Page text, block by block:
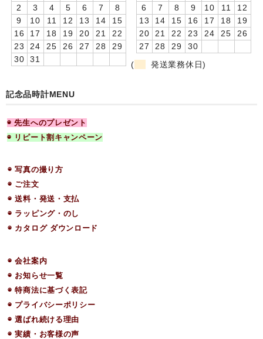
会社案内
2
3 4 5 6 7
8
9
10 11 12 13 14
15
16
17 18 19 20 21
22
23
24 25 26 27 28
29
30
31
6
7 8 9 10 11
12
13
14 15 16 17 18
19
20
21 22 23 24 25
26
27
28 29
30
(
発送業務休日)
記念品時計MENU
◉ 先生へのプレゼント
◉ リピート割キャンペーン
◉ 写真の撮り方
◉ ご注文
◉ 送料・発送・支払
◉ ラッピング・のし
◉ カタログ ダウンロード
◉ 会社案内
◉ お知らせ一覧
◉ 特商法に基づく表記
◉ プライバシーポリシー
◉ 選ばれ続ける理由
◉ 実績・お客様の声